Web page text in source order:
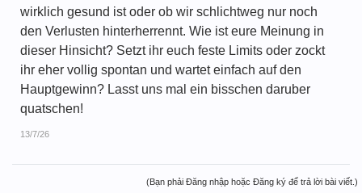
wirklich gesund ist oder ob wir schlichtweg nur noch
den Verlusten hinterherrennt. Wie ist eure Meinung in
dieser Hinsicht? Setzt ihr euch feste Limits oder zockt
ihr eher vollig spontan und wartet einfach auf den
Hauptgewinn? Lasst uns mal ein bisschen daruber
quatschen!
13/7/26
(Bạn phải Đăng nhập hoặc Đăng ký để trả lời bài viết.)